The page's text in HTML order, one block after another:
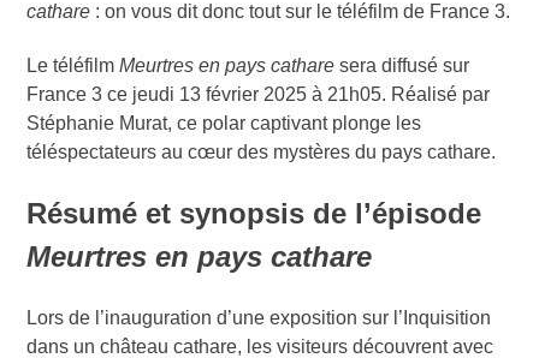
cathare : on vous dit donc tout sur le téléfilm de France 3.
Le téléfilmMeurtres en pays cathare sera diffusé sur
France 3 ce jeudi 13 février 2025 à 21h05. Réalisé par
Stéphanie Murat, ce polar captivant plonge les
téléspectateurs au cœur des mystères du pays cathare.
Résumé et synopsis de l’épisode
Meurtres en pays cathare
Lors de l’inauguration d’une exposition sur l’Inquisition
dans un château cathare, les visiteurs découvrent avec